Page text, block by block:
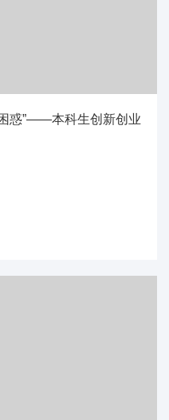
惑”——本科生创新创业